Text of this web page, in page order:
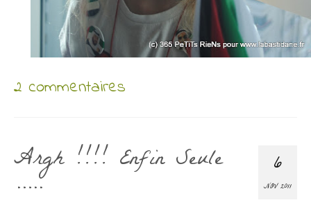
2 commentaires
6
NOV 2011
Argh !!!! Enfin Seule
…..